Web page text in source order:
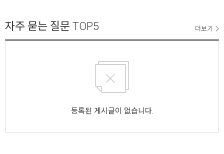
자주 묻는 질문 TOP5 더보기
등록된 게시글이 없습니다.